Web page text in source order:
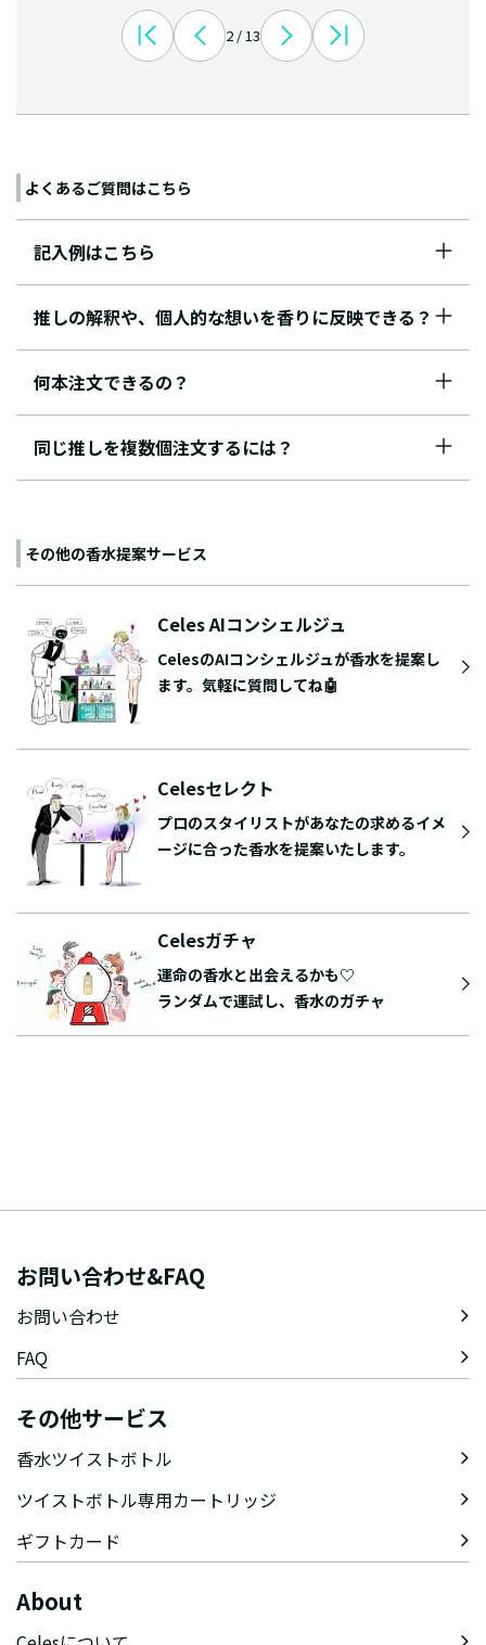
2 / 13
よくあるご質問はこちら
記入例はこちら
推しの解釈や、個人的な想いを香りに反映できる？
何本注文できるの？
同じ推しを複数個注文するには？
その他の香水提案サービス
Celes AIコンシェルジュ
CelesのAIコンシェルジュが香水を提案し
ます。気軽に質問してね🤖
Celesセレクト
プロのスタイリストがあなたの求めるイメ
ージに合った香水を提案いたします。
Celesガチャ
運命の香水と出会えるかも♡
ランダムで運試し、香水のガチャ
お問い合わせ&FAQ
お問い合わせ
FAQ
その他サービス
香水ツイストボトル
ツイストボトル専用カートリッジ
ギフトカード
About